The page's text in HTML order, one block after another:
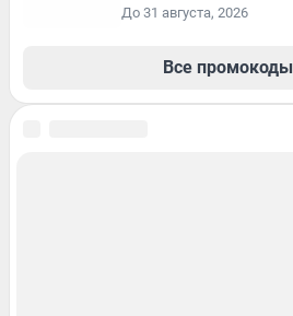
До 31 августа, 2026
Все промокоды